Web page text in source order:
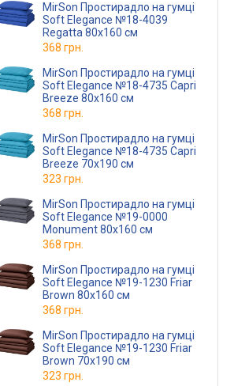
MirSon Простирадло на гумці
Soft Elegance №18-4039
Regatta 80х160 см
368 грн.
MirSon Простирадло на гумці
Soft Elegance №18-4735 Capri
Breeze 80х160 см
368 грн.
MirSon Простирадло на гумці
Soft Elegance №18-4735 Capri
Breeze 70х190 см
323 грн.
MirSon Простирадло на гумці
Soft Elegance №19-0000
Monument 80х160 см
368 грн.
MirSon Простирадло на гумці
Soft Elegance №19-1230 Friar
Brown 80х160 см
368 грн.
MirSon Простирадло на гумці
Soft Elegance №19-1230 Friar
Brown 70х190 см
323 грн.